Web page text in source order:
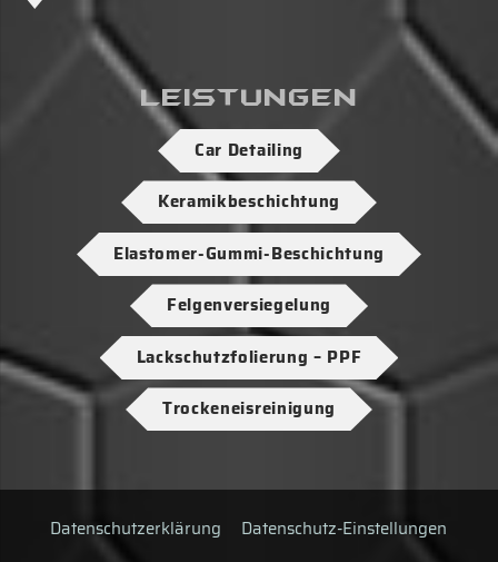
Leistungen
Car Detailing
Keramikbeschichtung
Elastomer-Gummi-Beschichtung
Felgenversiegelung
Lackschutzfolierung – PPF
Trockeneisreinigung
Datenschutzerklärung Datenschutz-Einstellungen